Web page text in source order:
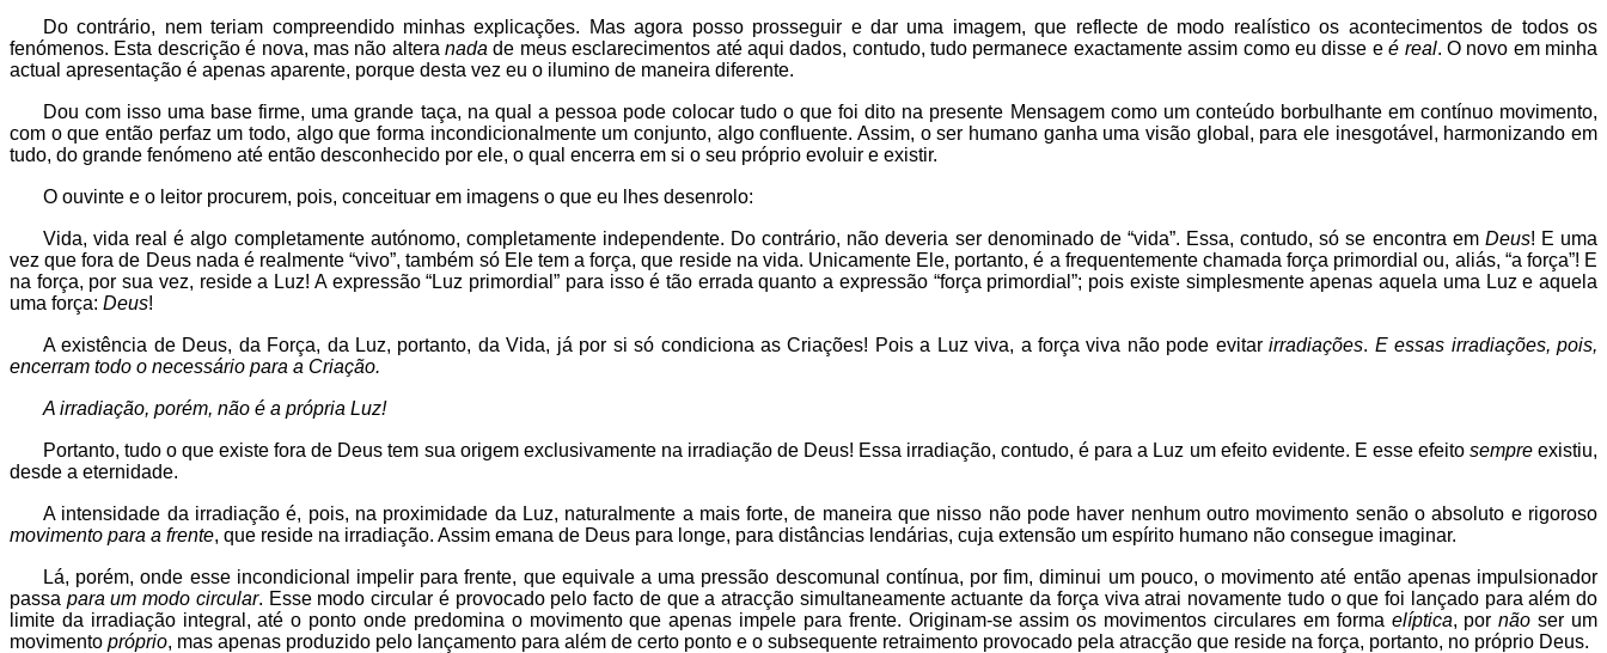
Do contrário, nem teriam compreendido minhas explicações. Mas agora posso prosseguir e dar uma imagem, que reflecte de modo realístico os acontecimentos de todos os
fenómenos. Esta descrição é nova, mas não alteranada de meus esclarecimentos até aqui dados, contudo, tudo permanece exactamente assim como eu disse eé real. O novo em minha
actual apresentação é apenas aparente, porque desta vez eu o ilumino de maneira diferente.
Dou com isso uma base firme, uma grande taça, na qual a pessoa pode colocar tudo o que foi dito na presente Mensagem como um conteúdo borbulhante em contínuo movimento,
com o que então perfaz um todo, algo que forma incondicionalmente um conjunto, algo confluente. Assim, o ser humano ganha uma visão global, para ele inesgotável, harmonizando em
tudo, do grande fenómeno até então desconhecido por ele, o qual encerra em si o seu próprio evoluir e existir.
O ouvinte e o leitor procurem, pois, conceituar em imagens o que eu lhes desenrolo:
Vida, vida real é algo completamente autónomo, completamente independente. Do contrário, não deveria ser denominado de “vida”. Essa, contudo, só se encontra em Deus! E uma
vez que fora de Deus nada é realmente “vivo”, também só Ele tem a força, que reside na vida. Unicamente Ele, portanto, é a frequentemente chamada força primordial ou, aliás, “a força”! E
na força, por sua vez, reside a Luz! A expressão “Luz primordial” para isso é tão errada quanto a expressão “força primordial”; pois existe simplesmente apenas aquela uma Luz e aquela
uma força: Deus!
A existência de Deus, da Força, da Luz, portanto, da Vida, já por si só condiciona as Criações! Pois a Luz viva, a força viva não pode evitarirradiações. E essas irradiações, pois,
encerram todo o necessário para a Criação.
A irradiação, porém, não é a própria Luz!
Portanto, tudo o que existe fora de Deus tem sua origem exclusivamente na irradiação de Deus! Essa irradiação, contudo, é para a Luz um efeito evidente. E esse efeito sempreexistiu,
desde a eternidade.
A intensidade da irradiação é, pois, na proximidade da Luz, naturalmente a mais forte, de maneira que nisso não pode haver nenhum outro movimento senão o absoluto e rigoroso
movimento para a frente, que reside na irradiação. Assim emana de Deus para longe, para distâncias lendárias, cuja extensão um espírito humano não consegue imaginar.
Lá, porém, onde esse incondicional impelir para frente, que equivale a uma pressão descomunal contínua, por fim, diminui um pouco, o movimento até então apenas impulsionador
passa para um modo circular. Esse modo circular é provocado pelo facto de que a atracção simultaneamente actuante da força viva atrai novamente tudo o que foi lançado para além do
limite da irradiação integral, até o ponto onde predomina o movimento que apenas impele para frente. Originam-se assim os movimentos circulares em forma elíptica, pornão ser um
movimento próprio, mas apenas produzido pelo lançamento para além de certo ponto e o subsequente retraimento provocado pela atracção que reside na força, portanto, no próprio Deus.